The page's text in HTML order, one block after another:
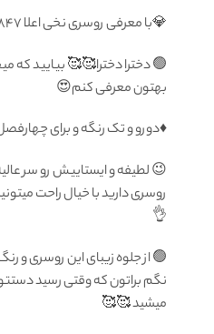
💎با معرفی روسری نخی اعلا R3847 درخدمت شما هستیم
🟢 دخترا دخترا🥰🥰 بیایید که
بهتون معرفی کنم😍
♦️دورو و تک رنگه و برای
😉 لطیفه و ایستاییش رو سر
روسری دارید با خیال راحت
👌
🟢 از جلوه زیبای این روسری
نگم براتون که وقتی رسید
میشید 🥰🥰